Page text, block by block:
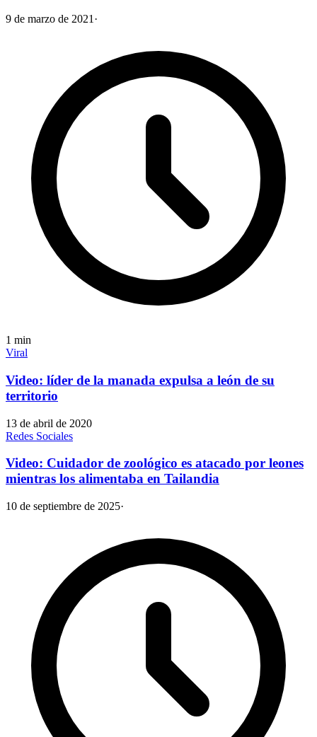
9 de marzo de 2021 ·
1 min
Viral
Video: líder de la manada expulsa a león de su
territorio
13 de abril de 2020
Redes Sociales
Video: Cuidador de zoológico es atacado por leones
mientras los alimentaba en Tailandia
10 de septiembre de 2025·